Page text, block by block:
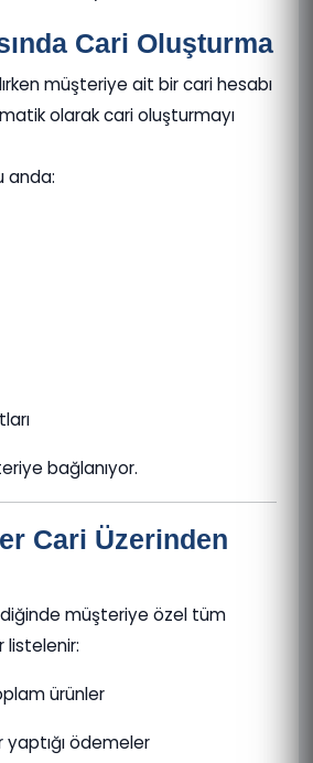
Cari Oluşturma
müşteriye ait bir cari hesabı
olarak cari oluşturmayı
anda:
bağlanıyor.
Cari Üzerinden
müşteriye özel tüm
listelenir:
ürünler
yaptığı ödemeler